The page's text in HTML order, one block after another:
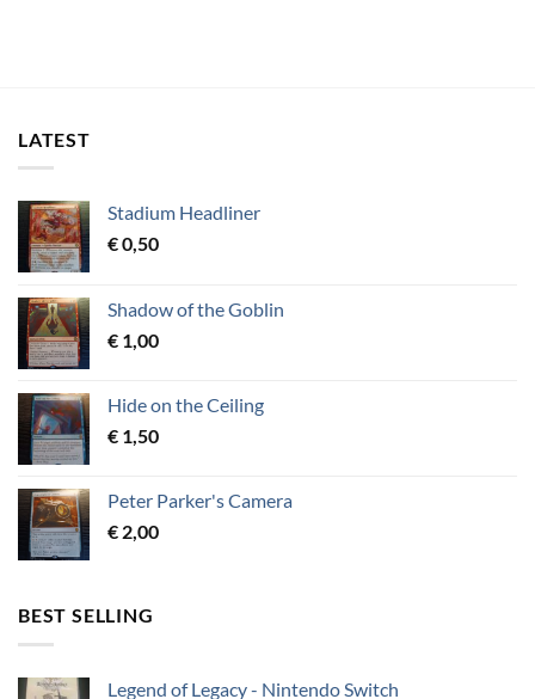
LATEST
Stadium Headliner
€0,50
Shadow of the Goblin
€ 1,00
Hide on the Ceiling
€ 1,50
Peter Parker's Camera
€ 2,00
BEST SELLING
Legend of Legacy - Nintendo Switch